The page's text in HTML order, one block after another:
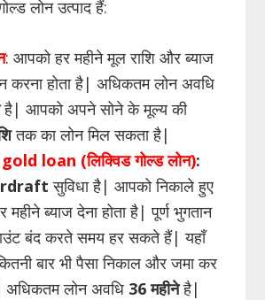
लोन उत्पाद हैं:
: आपको हर महीने मूल राशि और ब्याज
करना होता है| अधिकतम लोन अवधि
है| आपको अपने सोने के मूल्य की
तक का लोन मिल सकता है|
loan (लिक्विड गोल्ड लोन):
सुविधा है| आपको निकाले हुए
महीने ब्याज देना होता है| पूर्ण भुगतान
बंद करते समय हर सकते हैं| यहाँ
बार भी पैसा निकाल और जमा कर
लोन अवधि 36 महीनेहै|